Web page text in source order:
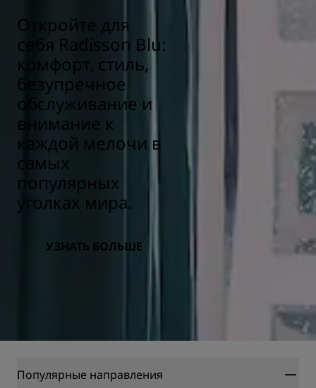
Откройте для
себя Radisson Blu:
комфорт, стиль,
безупречное
обслуживание и
внимание к
каждой мелочи в
самых
популярных
уголках мира.
УЗНАТЬ БОЛЬШЕ
Популярные направления